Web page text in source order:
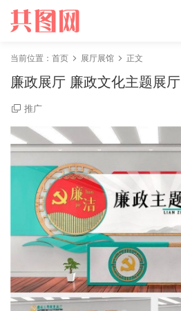
当前位置： 首页 展厅展馆 正文
廉政展厅 廉政文化主题展厅
推广